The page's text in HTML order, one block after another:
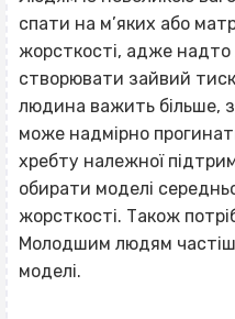
спати на м’яких або
жорсткості, адже
створювати зайвий
людина важить більше,
може надмірно
хребту належної
обирати моделі
жорсткості. Також
Молодшим людям
моделі.